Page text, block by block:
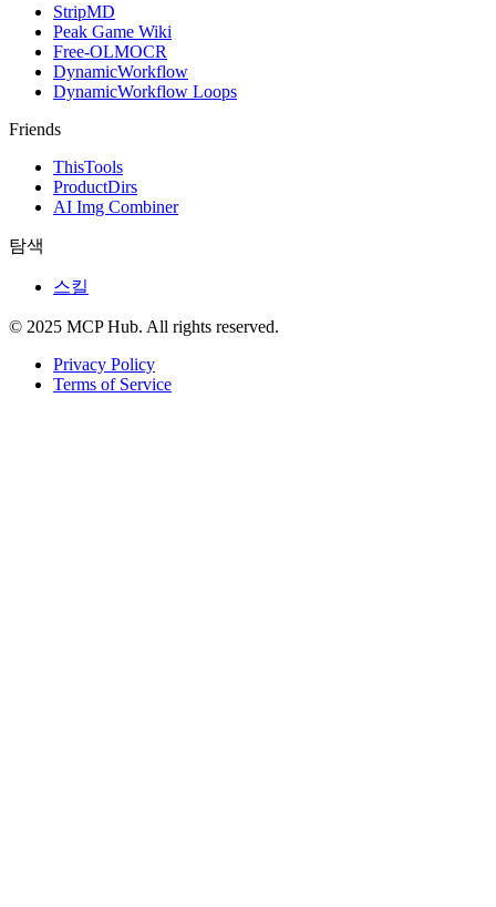
StripMD
Peak Game Wiki
Free-OLMOCR
DynamicWorkflow
DynamicWorkflow Loops
Friends
ThisTools
ProductDirs
AI Img Combiner
탐색
스킬
© 2025 MCP Hub. All rights reserved.
Privacy Policy
Terms of Service